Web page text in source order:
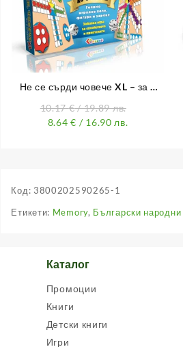
Не се сърди човече XL – за 8
10.17€/ 19.89 лв.
8.64€ / 16.90 лв.
Код: 3800202590265-1
Етикети: Memory, Български народни
Каталог
Промоции
Книги
Детски книги
Игри